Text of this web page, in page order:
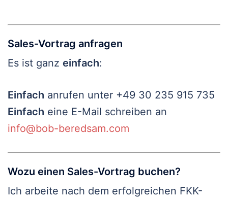
Sales-Vortrag anfragen
Es ist ganz einfach:
Einfach anrufen unter +49 30 235 915 735
Einfach eine E-Mail schreiben an
info@bob-beredsam.com
Wozu einen Sales-Vortrag buchen?
Ich arbeite nach dem erfolgreichen FKK-